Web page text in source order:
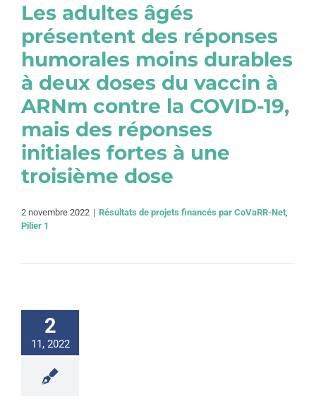
Les adultes âgés
présentent des réponses
humorales moins durables
à deux doses du vaccin à
ARNm contre la COVID-19,
mais des réponses
initiales fortes à une
troisième dose
2 novembre 2022 | Résultats de projets financés par CoVaRR-Net,
Pilier 1
2
11, 2022